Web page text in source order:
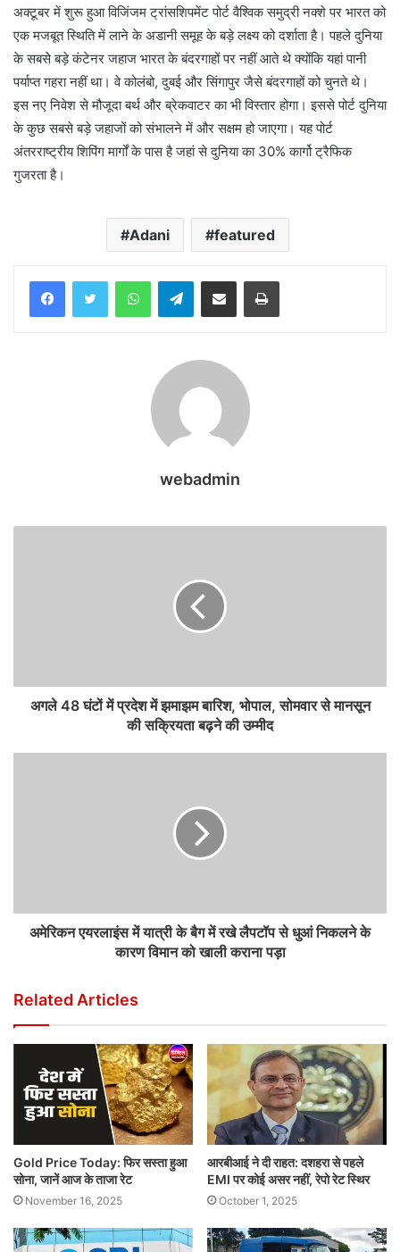
अक्टूबर में शुरू हुआ विजिंजम ट्रांसशिपमेंट पोर्ट वैश्विक समुद्री नक्शे पर भारत को
एक मजबूत स्थिति में लाने के अडानी समूह के बड़े लक्ष्य को दर्शाता है। पहले दुनिया
के सबसे बड़े कंटेनर जहाज भारत के बंदरगाहों पर नहीं आते थे क्योंकि यहां पानी
पर्याप्त गहरा नहीं था। वे कोलंबो, दुबई और सिंगापुर जैसे बंदरगाहों को चुनते थे।
इस नए निवेश से मौजूदा बर्थ और ब्रेकवाटर का भी विस्तार होगा। इससे पोर्ट दुनिया
के कुछ सबसे बड़े जहाजों को संभालने में और सक्षम हो जाएगा। यह पोर्ट
अंतरराष्ट्रीय शिपिंग मार्गों के पास है जहां से दुनिया का 30% कार्गो ट्रैफिक
गुजरता है।
Adani featured
WhatsAppTelegramShare via Email Print
webadmin
अगले 48 घंटों में प्रदेश में झमाझम बारिश, भोपाल, सोमवार से मानसून
की सक्रियता बढ़ने की उम्मीद
अमेरिकन एयरलाइंस में यात्री के बैग में रखे लैपटॉप से धुआं निकलने के
कारण विमान को खाली कराना पड़ा
Related Articles
Gold Price Today: फिर सस्ता हुआ
सोना, जानें आज के ताजा रेट
November 16, 2025
आरबीआई ने दी राहत: दशहरा से पहले
EMI पर कोई असर नहीं, रेपो रेट स्थिर
October 1, 2025